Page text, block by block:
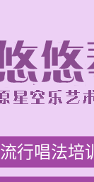
流行唱法培训